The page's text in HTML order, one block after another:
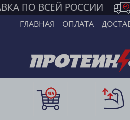
ПО ВСЕЙ РОССИИ
ГЛАВНАЯ ОПЛАТА